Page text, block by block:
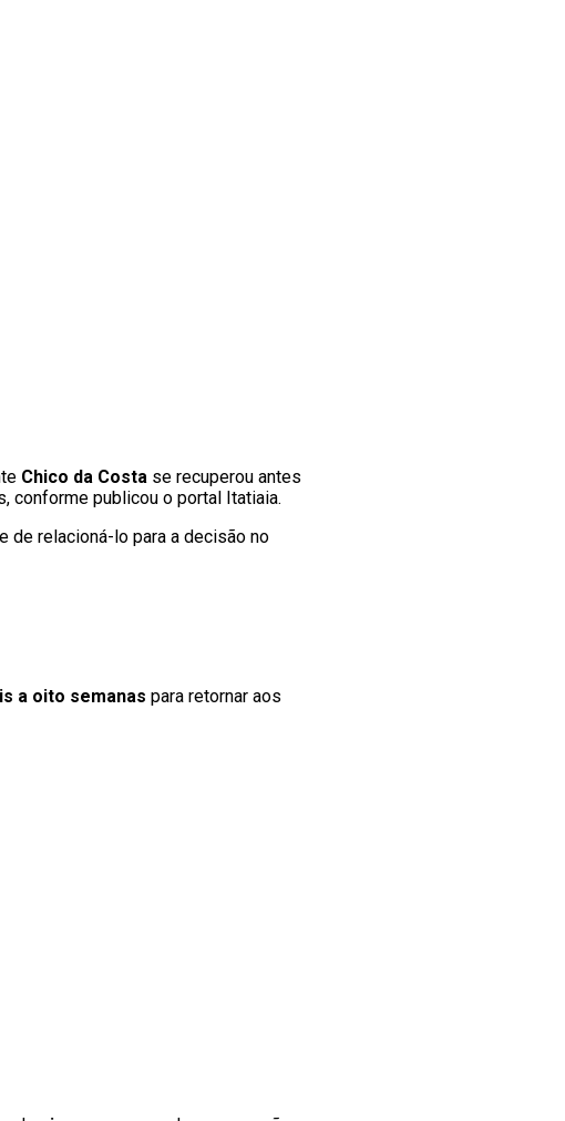
Chico da Costa se recuperou antes
conforme publicou o portal Itatiaia.
de relacioná-lo para a decisão no
a oito semanas para retornar aos